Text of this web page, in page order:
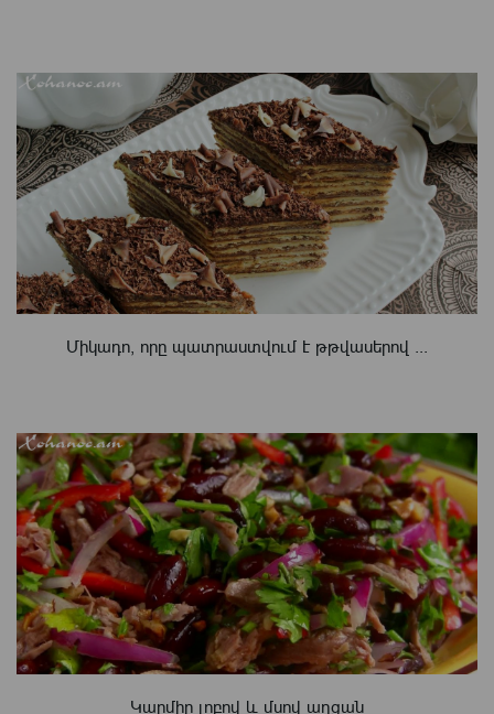
Միկադո, որը պատրաստվում է թթվասերով ...
Կարմիր լոբով և մսով աղցան